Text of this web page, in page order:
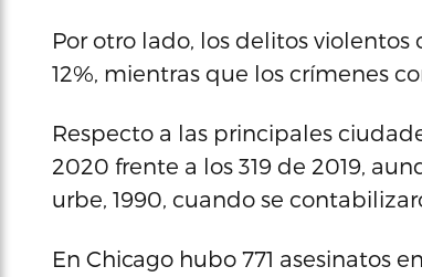
Por otro lado, los delitos violentos
12%, mientras que los crímenes
Respecto a las principales
2020 frente a los 319 de 2019,
urbe, 1990, cuando se
En Chicago hubo 771 asesinatos